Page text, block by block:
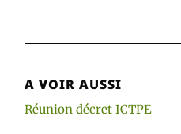
A VOIR AUSSI
Réunion décret ICTPE